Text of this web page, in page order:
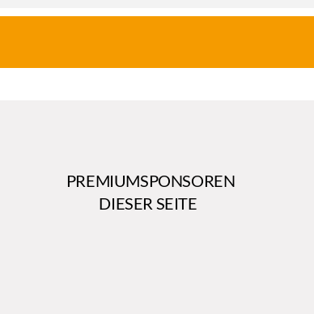
PREMIUMSPONSOREN
DIESER SEITE